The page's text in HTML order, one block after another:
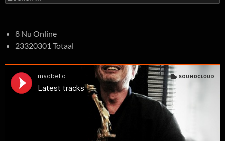
naar:
8 Nu Online
23320301 Totaal